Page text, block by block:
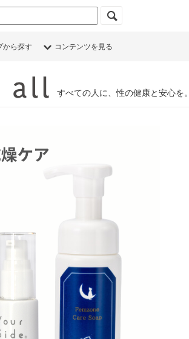
から探す コンテンツを見る
すべての人に、性の健康と安心を。